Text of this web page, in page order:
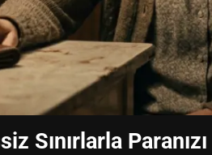
Sınırlarla